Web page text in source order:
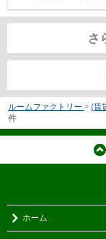
さ
ルームファクトリー > (賃
件
ホーム